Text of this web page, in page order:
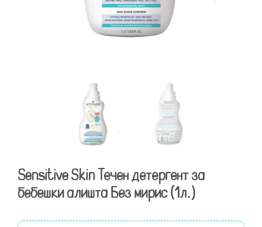
Sensitive Skin Течен детергент за
бебешки алишта Без мирис (1л.)